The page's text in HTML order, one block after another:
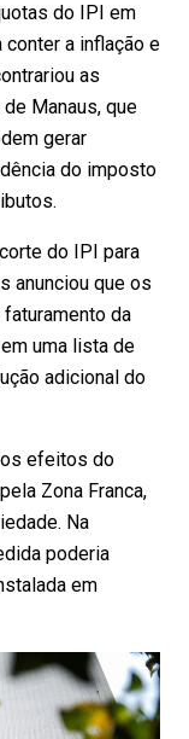
do IPI em
a inflação e
as
Manaus, que
gerar
do imposto
do IPI para
anunciou que os
da
uma lista de
adicional do
efeitos do
Zona Franca,
Na
poderia
em